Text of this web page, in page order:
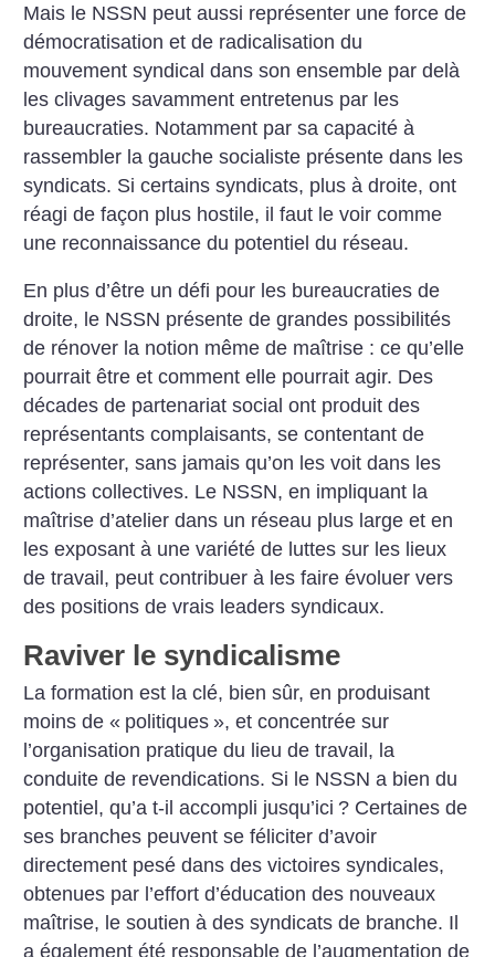
Mais le NSSN peut aussi représenter une force de
démocratisation et de radicalisation du
mouvement syndical dans son ensemble par delà
les clivages savamment entretenus par les
bureaucraties. Notamment par sa capacité à
rassembler la gauche socialiste présente dans les
syndicats. Si certains syndicats, plus à droite, ont
réagi de façon plus hostile, il faut le voir comme
une reconnaissance du potentiel du réseau.
En plus d’être un défi pour les bureaucraties de
droite, le NSSN présente de grandes possibilités
de rénover la notion même de maîtrise : ce qu’elle
pourrait être et comment elle pourrait agir. Des
décades de partenariat social ont produit des
représentants complaisants, se contentant de
représenter, sans jamais qu’on les voit dans les
actions collectives. Le NSSN, en impliquant la
maîtrise d’atelier dans un réseau plus large et en
les exposant à une variété de luttes sur les lieux
de travail, peut contribuer à les faire évoluer vers
des positions de vrais leaders syndicaux.
Raviver le syndicalisme
La formation est la clé, bien sûr, en produisant
moins de « politiques », et concentrée sur
l’organisation pratique du lieu de travail, la
conduite de revendications. Si le NSSN a bien du
potentiel, qu’a t-il accompli jusqu’ici ? Certaines de
ses branches peuvent se féliciter d’avoir
directement pesé dans des victoires syndicales,
obtenues par l’effort d’éducation des nouveaux
maîtrise, le soutien à des syndicats de branche. Il
a également été responsable de l’augmentation de